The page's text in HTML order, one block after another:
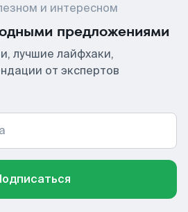
и интересном
предложениями
лучшие лайфхаки,
от экспертов